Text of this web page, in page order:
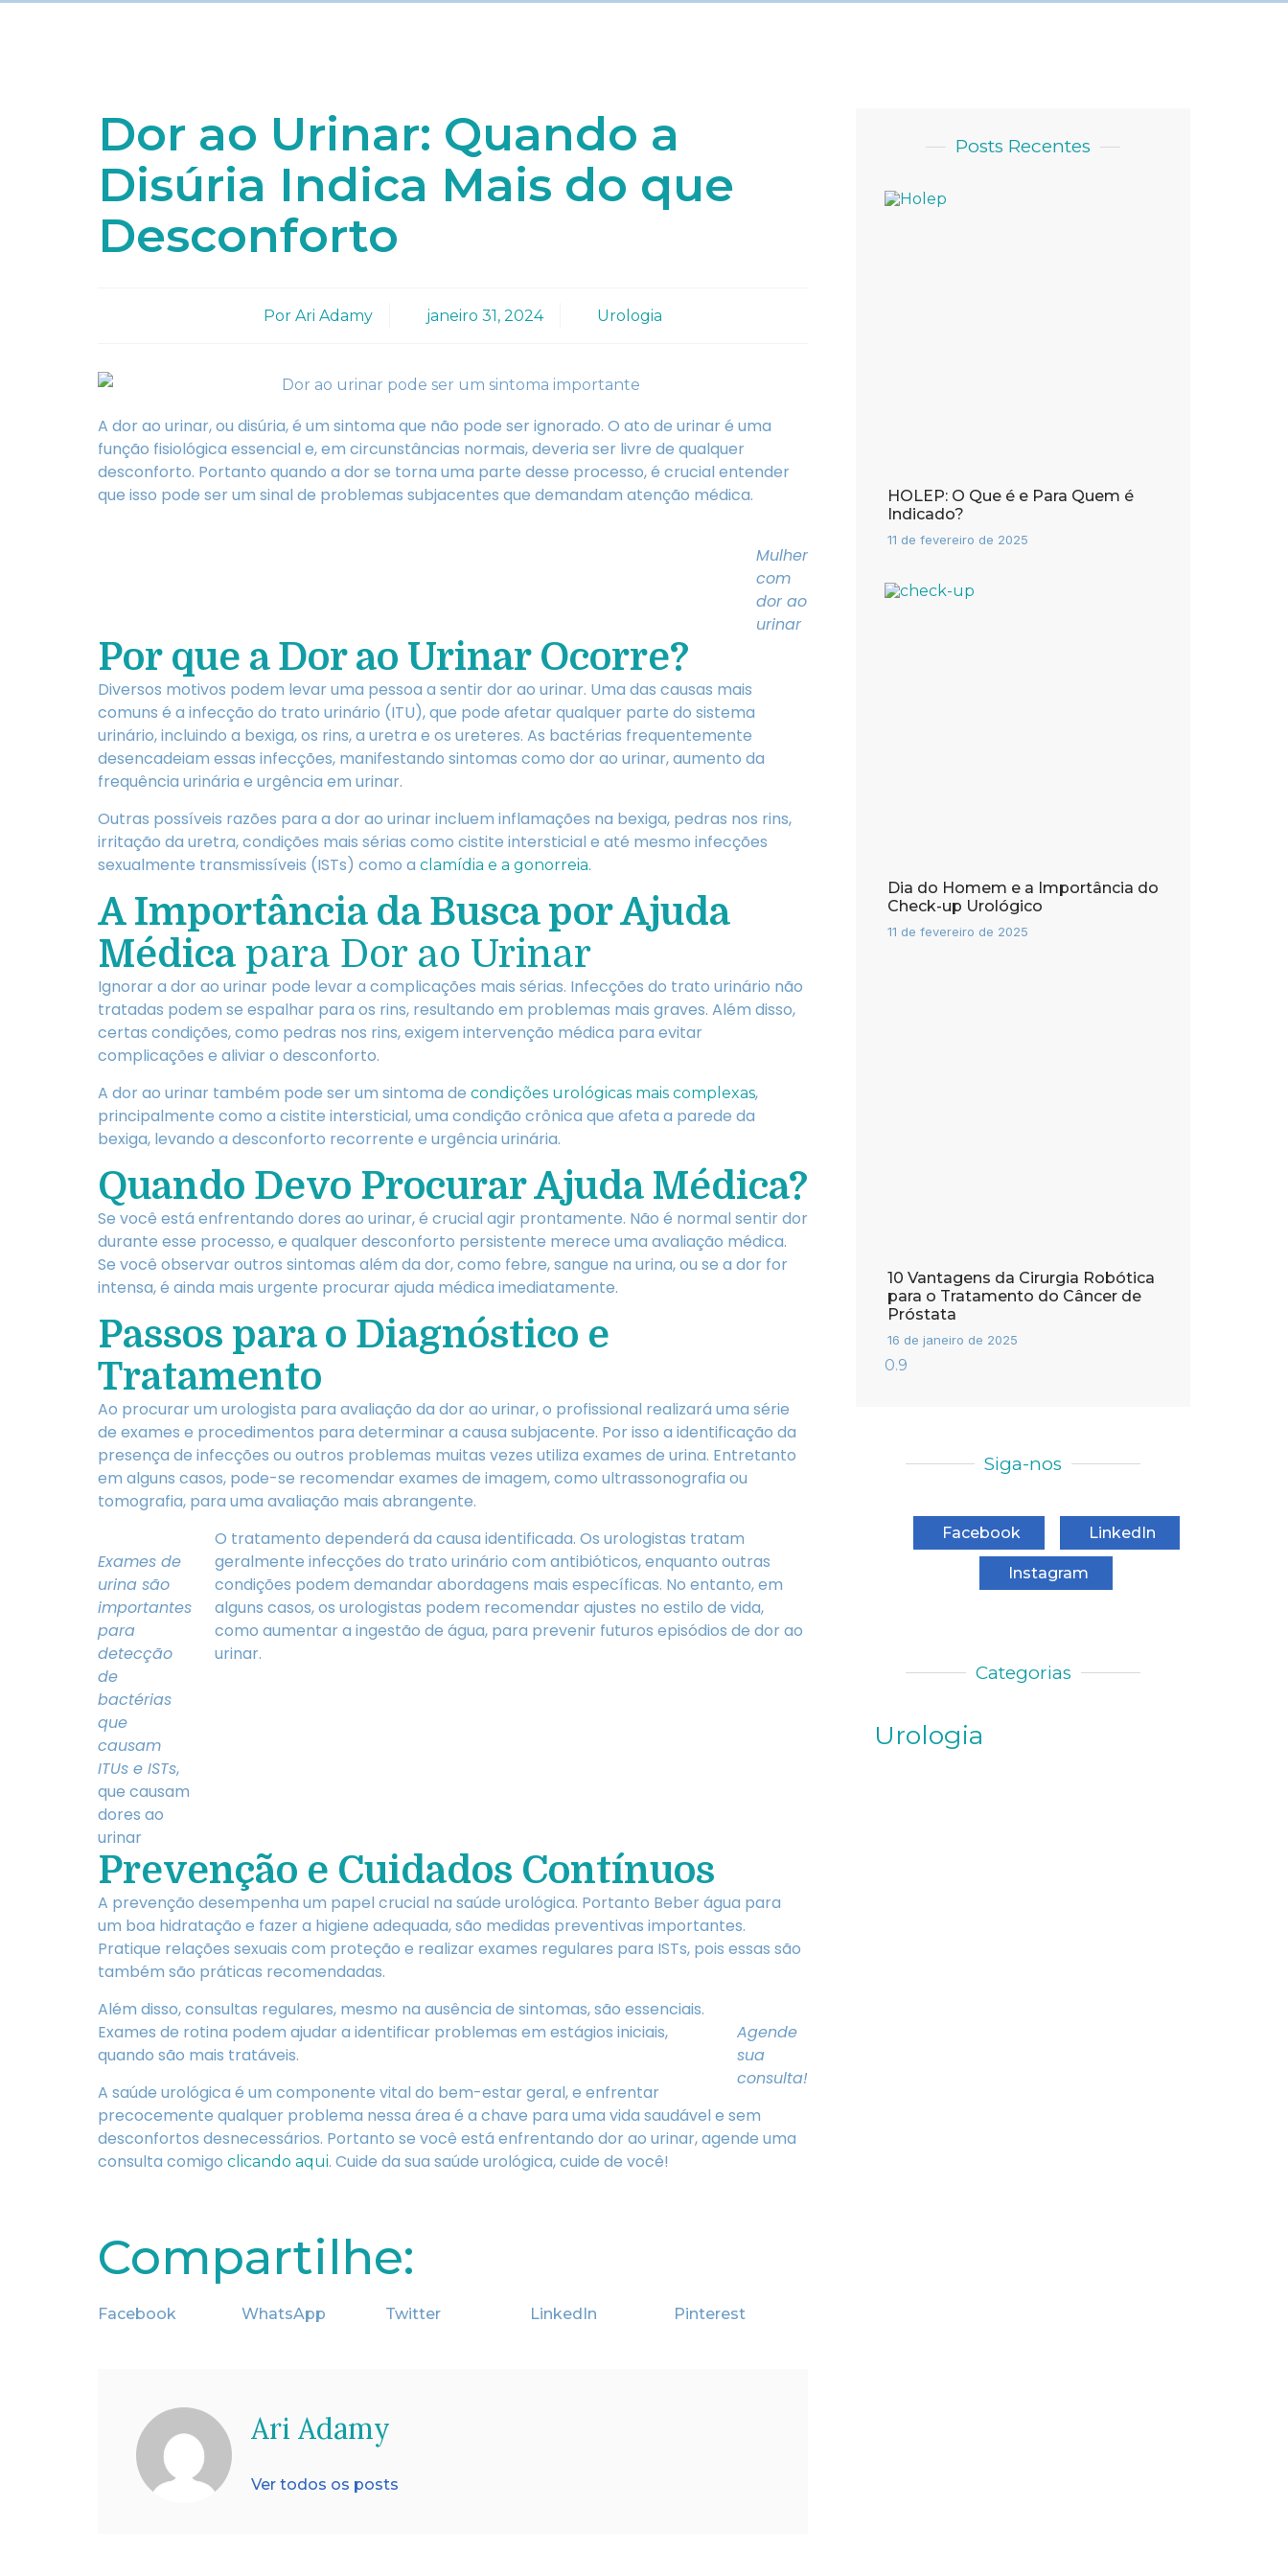
Dor ao Urinar: Quando a
Disúria Indica Mais do que
Desconforto
Por Ari Adamy janeiro 31, 2024 Urologia
A dor ao urinar, ou disúria, é um sintoma que não pode ser ignorado. O ato de urinar é uma
função fisiológica essencial e, em circunstâncias normais, deveria ser livre de qualquer
desconforto. Portanto quando a dor se torna uma parte desse processo, é crucial entender
que isso pode ser um sinal de problemas subjacentes que demandam atenção médica.
Mulher
com
dor ao
urinar
Por que a Dor ao Urinar Ocorre?
Diversos motivos podem levar uma pessoa a sentir dor ao urinar. Uma das causas mais
comuns é a infecção do trato urinário (ITU), que pode afetar qualquer parte do sistema
urinário, incluindo a bexiga, os rins, a uretra e os ureteres. As bactérias frequentemente
desencadeiam essas infecções, manifestando sintomas como dor ao urinar, aumento da
frequência urinária e urgência em urinar.
Outras possíveis razões para a dor ao urinar incluem inflamações na bexiga, pedras nos rins,
irritação da uretra, condições mais sérias como cistite intersticial e até mesmo infecções
sexualmente transmissíveis (ISTs) como a clamídia e a gonorreia.
A Importância da Busca por Ajuda
Médica para Dor ao Urinar
Ignorar a dor ao urinar pode levar a complicações mais sérias. Infecções do trato urinário não
tratadas podem se espalhar para os rins, resultando em problemas mais graves. Além disso,
certas condições, como pedras nos rins, exigem intervenção médica para evitar
complicações e aliviar o desconforto.
A dor ao urinar também pode ser um sintoma de condições urológicas mais complexas,
principalmente como a cistite intersticial, uma condição crônica que afeta a parede da
bexiga, levando a desconforto recorrente e urgência urinária.
Quando Devo Procurar Ajuda Médica?
Se você está enfrentando dores ao urinar, é crucial agir prontamente. Não é normal sentir dor
durante esse processo, e qualquer desconforto persistente merece uma avaliação médica.
Se você observar outros sintomas além da dor, como febre, sangue na urina, ou se a dor for
intensa, é ainda mais urgente procurar ajuda médica imediatamente.
Passos para o Diagnóstico e
Tratamento
Ao procurar um urologista para avaliação da dor ao urinar, o profissional realizará uma série
de exames e procedimentos para determinar a causa subjacente. Por isso a identificação da
presença de infecções ou outros problemas muitas vezes utiliza exames de urina. Entretanto
em alguns casos, pode-se recomendar exames de imagem, como ultrassonografia ou
tomografia, para uma avaliação mais abrangente.
Exames de
urina são
importantes
para
detecção
de
bactérias
que
causam
ITUs e ISTs,
que causam
dores ao
urinar
O tratamento dependerá da causa identificada. Os urologistas tratam
geralmente infecções do trato urinário com antibióticos, enquanto outras
condições podem demandar abordagens mais específicas. No entanto, em
alguns casos, os urologistas podem recomendar ajustes no estilo de vida,
como aumentar a ingestão de água, para prevenir futuros episódios de dor ao
urinar.
Prevenção e Cuidados Contínuos
A prevenção desempenha um papel crucial na saúde urológica. Portanto Beber água para
um boa hidratação e fazer a higiene adequada, são medidas preventivas importantes.
Pratique relações sexuais com proteção e realizar exames regulares para ISTs, pois essas são
também são práticas recomendadas.
Agende
sua
consulta!
Além disso, consultas regulares, mesmo na ausência de sintomas, são essenciais.
Exames de rotina podem ajudar a identificar problemas em estágios iniciais,
quando são mais tratáveis.
A saúde urológica é um componente vital do bem-estar geral, e enfrentar
precocemente qualquer problema nessa área é a chave para uma vida saudável e sem
desconfortos desnecessários. Portanto se você está enfrentando dor ao urinar, agende uma
consulta comigo clicando aqui. Cuide da sua saúde urológica, cuide de você!
Compartilhe:
Facebook WhatsApp Twitter LinkedIn Pinterest
Ari Adamy
Ver todos os posts
Posts Recentes
HOLEP: O Que é e Para Quem é
Indicado?
11 de fevereiro de 2025
Dia do Homem e a Importância do
Check-up Urológico
11 de fevereiro de 2025
10 Vantagens da Cirurgia Robótica
para o Tratamento do Câncer de
Próstata
16 de janeiro de 2025
Siga-nos
Facebook LinkedIn
Instagram
Categorias
Urologia